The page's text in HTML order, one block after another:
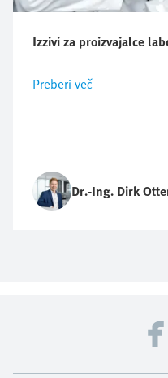
Izzivi za proizvajalce
Preberi več
Dr.-Ing. Dirk